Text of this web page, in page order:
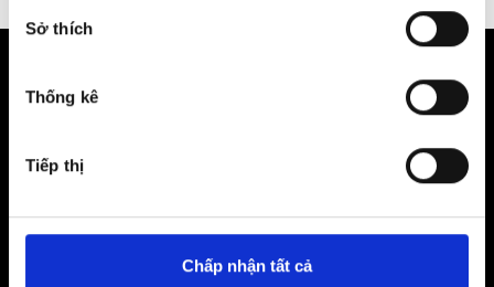
Sở thích
Thống kê
Tiếp thị
Chấp nhận tất cả